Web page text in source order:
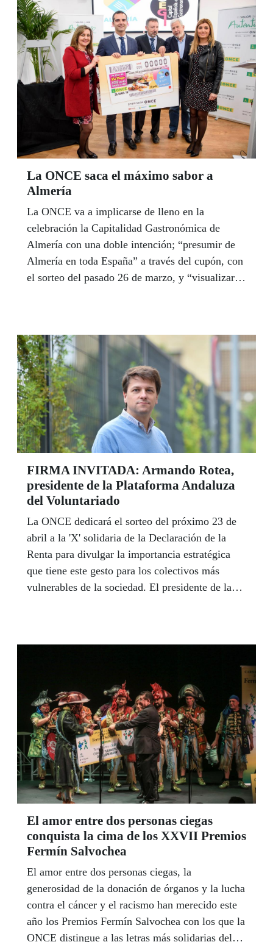
Melilla, para reforzar el vínculo entre la sociedad
y la entidad en una doble dirección, según su
presidenta, Isabel Viruet: “De puertas adentro
para situar al afiliado en el centro de toda la
atención de la ONCE y se sienta protagonista y
orgulloso de lo que hacemos y de cómo lo
hacemos #8211sostiene-. Y una oportunidad de
abrir las puertas de nuestra Casa a todos los
andaluces para que se sientan también
corresponsables de esa labor social, que
constituye el pilar de un modelo social que es
único en el mundo”. Aquí puedes consultar toda
La ONCE saca el máximo sabor a
Almería
La ONCE va a implicarse de lleno en la
celebración la Capitalidad Gastronómica de
Almería con una doble intención; “presumir de
Almería en toda España” a través del cupón, con
el sorteo del pasado 26 de marzo, y “visualizar el
Ayuntamiento como por las entidades
empresariales de hostelería. El alcalde
almeriense, Ramón Fernández-Pacheco, expresó
en la presentación de esta su “admiración por el
trabajo que realiza la ONCE con tantas familias”.
FIRMA INVITADA: Armando Rotea,
presidente de la Plataforma Andaluza
del Voluntariado
La ONCE dedicará el sorteo del próximo 23 de
abril a la 'X' solidaria de la Declaración de la
Renta para divulgar la importancia estratégica
que tiene este gesto para los colectivos más
vulnerables de la sociedad. El presidente de la
siempre de toda la sociedad -sostiene-, el trabajo
directo de los que, con sensibilidad, tratamos de
fortalecer las redes, los horizontes y las
esperanzas de las personas, se enriquece y se
desarrolla con más solvencia cuanta más ayuda
exista, y eso pasa, entre otras cosas, por
enmarcar la casilla de la X solidaria".
El amor entre dos personas ciegas
conquista la cima de los XXVII Premios
Fermín Salvochea
El amor entre dos personas ciegas, la
generosidad de la donación de órganos y la lucha
contra el cáncer y el racismo han merecido este
año los Premios Fermín Salvochea con los que la
ONCE distingue a las letras más solidarias del